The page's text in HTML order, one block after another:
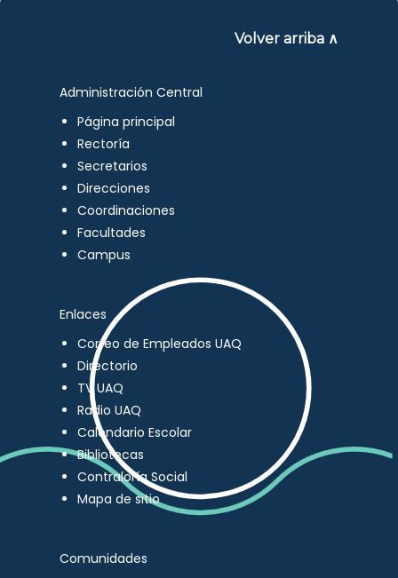
Volver arriba ∧
Administración Central
Página principal
Rectoría
Secretarios
Direcciones
Coordinaciones
Facultades
Campus
Enlaces
Correo de Empleados UAQ
Directorio
TV UAQ
Radio UAQ
Calendario Escolar
Bibliotecas
Contraloría Social
Mapa de sitio
Comunidades